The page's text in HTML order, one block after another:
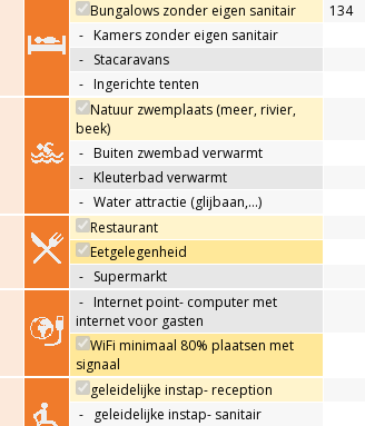
Bungalows zonder eigen sanitair 134
- Kamers zonder eigen sanitair
- Stacaravans
- Ingerichte tenten
Natuur zwemplaats (meer, rivier,
beek)
- Buiten zwembad verwarmt
- Kleuterbad verwarmt
- Water attractie (glijbaan,…)
Restaurant
Eetgelegenheid
- Supermarkt
- Internet point- computer met
internet voor gasten
WiFi minimaal 80% plaatsen met
signaal
geleidelijke instap- reception
-
geleidelijke instap- sanitair